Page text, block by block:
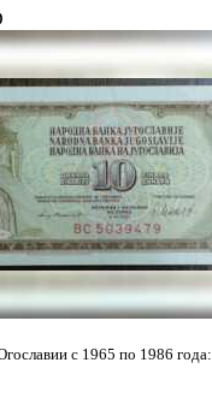
с 1965 по 1986 года: